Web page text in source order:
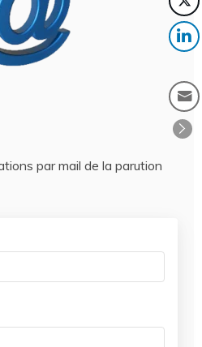
par mail de la parution